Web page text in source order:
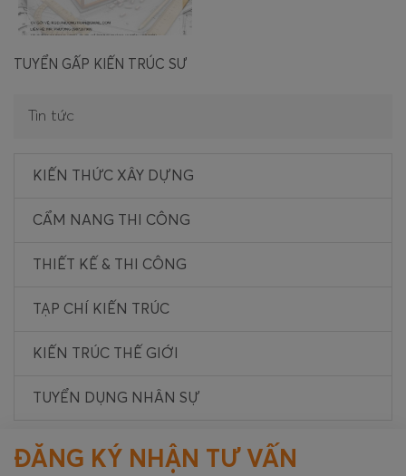
Tin tức
KIẾN THỨC XÂY DỰNG
CẨM NANG THI CÔNG
THIẾT KẾ & THI CÔNG
TẠP CHÍ KIẾN TRÚC
KIẾN TRÚC THẾ GIỚI
TUYỂN DỤNG NHÂN SỰ
TUYỂN GẤP KIẾN TRÚC SƯ
ĐĂNG KÝ NHẬN TƯ VẤN